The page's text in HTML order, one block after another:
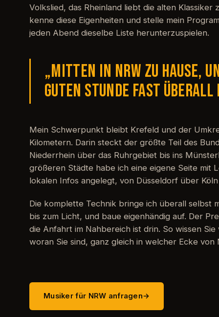
Volkslied, das Rheinland liebt die alten Klassiker
kenne diese Eigenheiten und stelle mein
jeden Abend dieselbe Liste herunterzuspielen.
„Mitten in NRW zu Hause,
guten Stunde fast überall
Mein Schwerpunkt bleibt Krefeld und der
Kilometern. Darin steckt der größte Teil des
Niederrhein über das Ruhrgebiet bis ins
größeren Städte habe ich eine eigene Seite mit
lokalen Infos angelegt, von Düsseldorf über
Die komplette Technik bringe ich überall selbst
bis zum Licht, und baue eigenhändig auf. Der
die Anfahrt im Nahbereich ist drin. So wissen Sie
woran Sie sind, ganz gleich in welcher Ecke von
Musiker für NRW anfragen→